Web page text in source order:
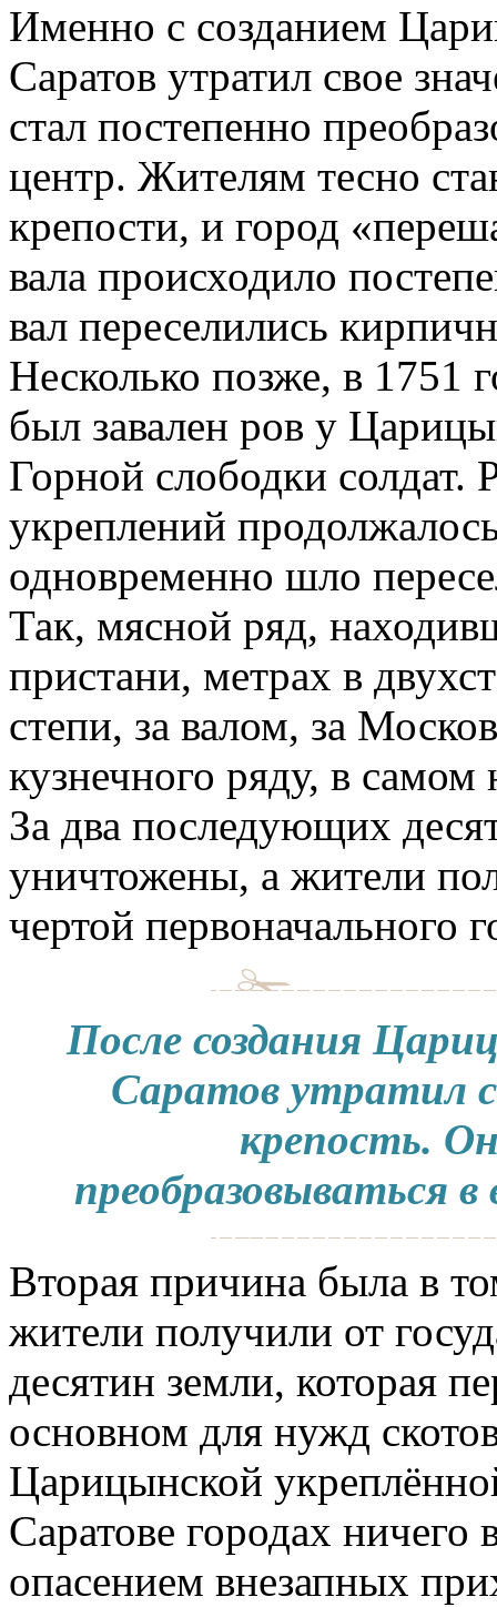
Именно с созданием
Саратов утратил свое
стал постепенно
центр. Жителям тесно
крепости, и город
вала происходило
вал переселились
Несколько позже, в 1751
был завален ров у
Горной слободки солдат.
укреплений
одновременно шло
Так, мясной ряд,
пристани, метрах в
степи, за валом, за
кузнечного ряду, в
За два последующих
уничтожены, а жители
чертой первоначального
После создания
Саратов утратил
крепость.
преобразовываться
Вторая причина была в
жители получили от
десятин земли, которая
основном для нужд
Царицынской
Саратове городах ничего
опасением внезапных